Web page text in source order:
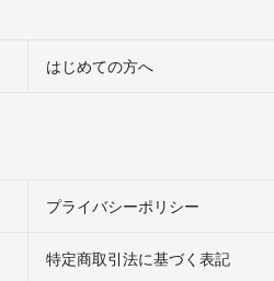
はじめての方へ
プライバシーポリシー
特定商取引法に基づく表記